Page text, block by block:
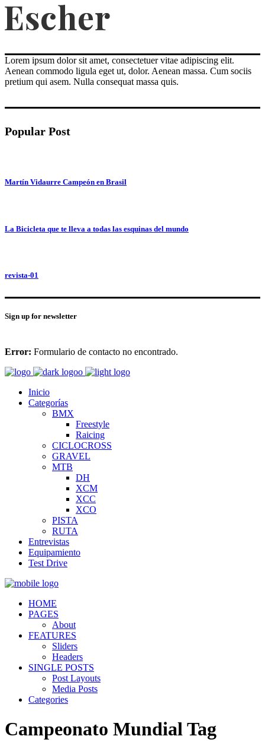
Lorem ipsum dolor sit amet, consectetuer vitae adipiscing elit.
Aenean commodo ligula eget ut, dolor. Aenean massa. Cum sociis
pretium qui asem. Nulla consequat massa quis.
Popular Post
Martín Vidaurre Campeón en Brasil
La Bicicleta que te lleva a todas las esquinas del mundo
revista-01
Sign up for newsletter
Error: Formulario de contacto no encontrado.
Inicio
Categorías
BMX
Freestyle
Raicing
CICLOCROSS
GRAVEL
MTB
DH
XCM
XCC
XCO
PISTA
RUTA
Entrevistas
Equipamiento
Test Drive
HOME
PAGES
About
FEATURES
Sliders
Headers
SINGLE POSTS
Post Layouts
Media Posts
Categories
Campeonato Mundial Tag